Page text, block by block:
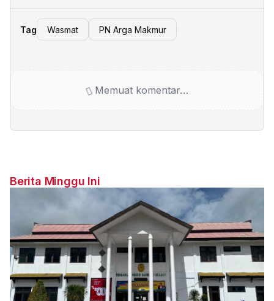
Tag Wasmat PN Arga Makmur
Memuat komentar…
Berita Minggu Ini